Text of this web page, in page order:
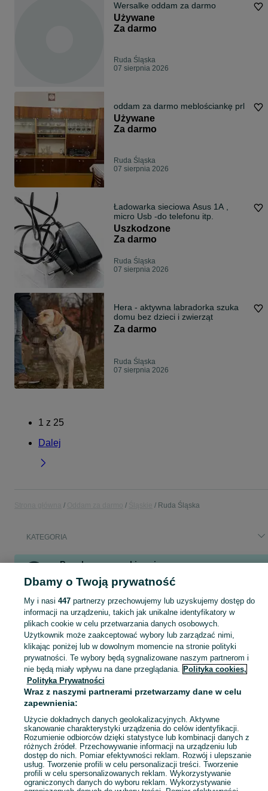
Wersalke oddam za darmo
Używane
Za darmo
Ruda Śląska
07 sierpnia 2026
oddam za darmo meblościankę prl
Używane
Za darmo
Ruda Śląska
07 sierpnia 2026
Ładowarka sieciowa Asus 1A ,
micro Usb -do telefonu itp.
Uszkodzone
Za darmo
Ruda Śląska
07 sierpnia 2026
Hera - aktywna labradorka szuka
domu bez dzieci i zwierząt
Za darmo
Ruda Śląska
07 sierpnia 2026
1 z 25
Dalej
Ruda Śląska
KATEGORIA
Popularne wyszukiwania
buty męskie pudełka cd matematyka
Zobacz Więcej
Zobacz
Mapa kategorii
Mapa miejscowości
Mapa ministron
Popularne wyszukiwania
Dbamy o Twoją prywatność
My i nasi 447partnerzy przechowujemy lub uzyskujemy dostęp do
informacji na urządzeniu, takich jak unikalne identyfikatory w
plikach cookie w celu przetwarzania danych osobowych.
Użytkownik może zaakceptować wybory lub zarządzać nimi,
klikając poniżej lub w dowolnym momencie na stronie polityki
prywatności. Te wybory będą sygnalizowane naszym partnerom i
nie będą miały wpływu na dane przeglądania. Polityka cookies,
Polityka Prywatności
Wraz z naszymi partnerami przetwarzamy dane w celu
zapewnienia:
Użycie dokładnych danych geolokalizacyjnych. Aktywne
skanowanie charakterystyki urządzenia do celów identyfikacji.
Rozumienie odbiorców dzięki statystyce lub kombinacji danych z
różnych źródeł. Przechowywanie informacji na urządzeniu lub
dostęp do nich. Pomiar efektywności reklam. Rozwój i ulepszanie
usług. Tworzenie profili w celu personalizacji treści. Tworzenie
profili w celu spersonalizowanych reklam. Wykorzystywanie
ograniczonych danych do wyboru reklam. Wykorzystywanie